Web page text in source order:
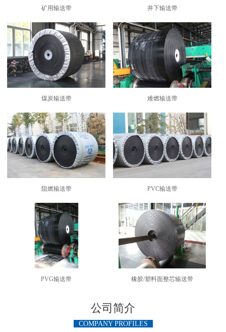
矿用输送带 井下输送带
煤炭输送带 难燃输送带
阻燃输送带 PVC输送带
PVG输送带 橡胶/塑料面整芯输送带
公司简介
COMPANY PROFILES